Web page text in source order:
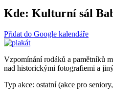
Kde: Kulturní sál
Přidat do Google kalendáře
Vzpomínání rodáků a pamětníků
nad historickými fotografiemi a
Typ akce: ostatní (akce pro